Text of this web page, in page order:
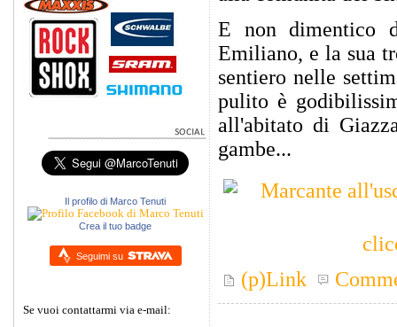
Il profilo di Marco Tenuti
Crea il tuo badge
Seguimi su
Se vuoi contattarmi via e-mail:
E non dimentico
Emiliano, e la sua
sentiero nelle
pulito è
all'abitato di
gambe...
(p)Link